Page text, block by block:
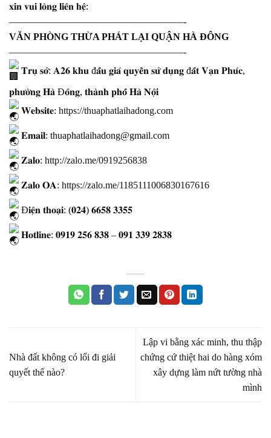
𝐱𝐢𝐧 𝐯𝐮𝐢 𝐥𝐨̀𝐧𝐠 𝐥𝐢𝐞̂𝐧 𝐡𝐞̣̂:
——————————————————-
VĂN PHÒNG THỪA PHÁT LẠI QUẬN HÀ ĐÔNG
——————————————————-
𝐓𝐫𝐮̣ 𝐬𝐨̛̉: 𝐀𝟐𝟔 𝐤𝐡𝐮 đ𝐚̂́𝐮 𝐠𝐢𝐚́ 𝐪𝐮𝐲𝐞̂̀𝐧 𝐬𝐮̛̉ 𝐝𝐮̣𝐧𝐠 đ𝐚̂́𝐭 𝐕𝐚̣𝐧 𝐏𝐡𝐮́𝐜,
𝐩𝐡𝐮̛𝐨̛̀𝐧𝐠 𝐇𝐚̀ Đ𝐨̂𝐧𝐠, 𝐭𝐡𝐚̀𝐧𝐡 𝐩𝐡𝐨̂́ 𝐇𝐚̀ 𝐍𝐨̣̂𝐢
𝐖𝐞𝐛𝐬𝐢𝐭𝐞: https://thuaphatlaihadong.com
𝐄𝐦𝐚𝐢𝐥: thuaphatlaihadong@gmail.com
𝐙𝐚𝐥𝐨: http://zalo.me/0919256838
𝐙𝐚𝐥𝐨 𝐎𝐀: https://zalo.me/1185111006830167616
Đ𝐢𝐞̣̂𝐧 𝐭𝐡𝐨𝐚̣𝐢: (𝟎𝟐𝟒) 𝟔𝟔𝟓𝟖 𝟑𝟑𝟓𝟓
𝐇𝐨𝐭𝐥𝐢𝐧𝐞: 𝟎𝟗𝟏𝟗 𝟐𝟓𝟔 𝟖𝟑𝟖 – 𝟎𝟗𝟏 𝟑𝟑𝟗 𝟐𝟖𝟑𝟖
Nhà đất không có lối đi giải
quyết thế nào?
Lập vi bằng xác minh, thu thập
chứng cứ thiệt hai do hàng xóm
xây dựng làm nứt tường nhà
mình